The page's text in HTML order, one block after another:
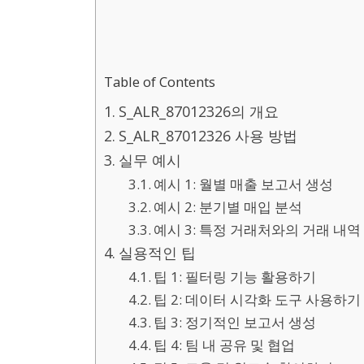
Table of Contents
S_ALR_87012326의 개요
S_ALR_87012326 사용 방법
실무 예시
예시 1: 월별 매출 보고서 생성
예시 2: 분기별 매입 분석
예시 3: 특정 거래처와의 거래 내
실용적인 팁
팁 1: 필터링 기능 활용하기
팁 2: 데이터 시각화 도구 사용하기
팁 3: 정기적인 보고서 생성
팁 4: 팀 내 공유 및 협업